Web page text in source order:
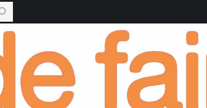
PETITES ANNONCES